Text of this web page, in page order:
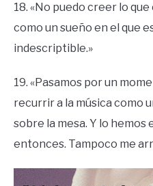
18. «No puedo creer lo
como un sueño en el que
indescriptible.»
19. «Pasamos por un
recurrir a la música como
sobre la mesa. Y lo hemos
entonces. Tampoco me